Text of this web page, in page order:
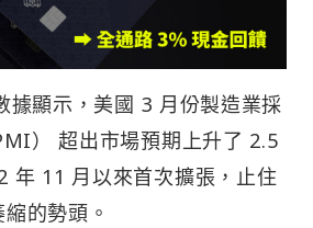
據顯示，美國 3 月份製造業採
） 超出市場預期上升了 2.5
年 11 月以來首次擴張，止住
的勢頭。